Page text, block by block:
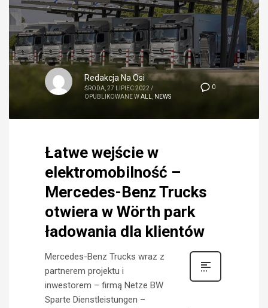
0
Redakcja Na Osi
ŚRODA, 27 LIPIEC 2022/
OPUBLIKOWANE WALL, NEWS
Łatwe wejście w
elektromobilność –
Mercedes-Benz Trucks
otwiera w Wörth park
ładowania dla klientów
Mercedes-Benz Trucks wraz z
partnerem projektu i
inwestorem – firmą Netze BW
Sparte Dienstleistungen –